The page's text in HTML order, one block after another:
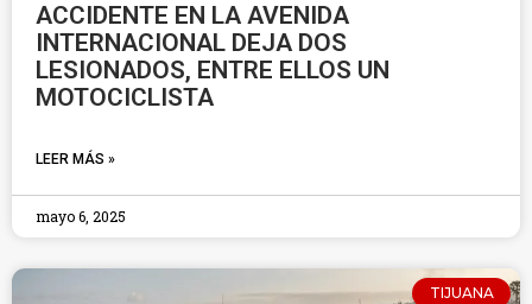
ACCIDENTE EN LA AVENIDA
INTERNACIONAL DEJA DOS
LESIONADOS, ENTRE ELLOS UN
MOTOCICLISTA
LEER MÁS »
mayo 6, 2025
TIJUANA